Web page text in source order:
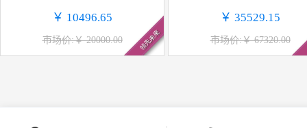
￥ 10496.65
市场价:￥ 20000.00 领先未来
￥ 35529.15
市场价:￥ 67320.00